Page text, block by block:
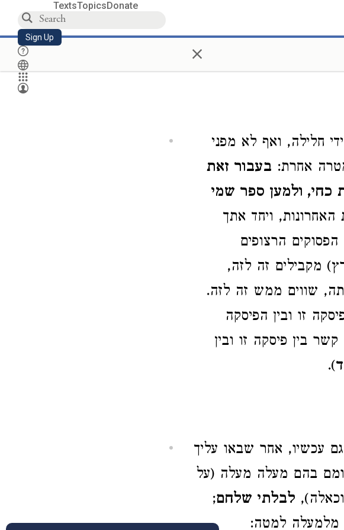
TextsTopicsDonate
Sign Up ×
חלילה, ואף לא מפני
אחרת: בעבור זאת
כחי, ולמען ספר שמי
ויחד אתך
הרצופים
מקבילים זה לזה,
שווים ממש זה לזה.
זו ובין הפיסקה
בין פיסקה זו ובין
).
גם עכשיו, אחר שבאו עליך
בהם מעלה מעלה (על
לבלתי שלחם;
מלמעלה למטה: